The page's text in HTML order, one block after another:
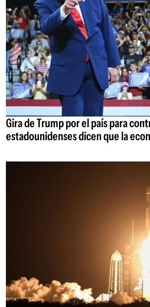
Gira de Trump por el país para
estadounidenses dicen que la